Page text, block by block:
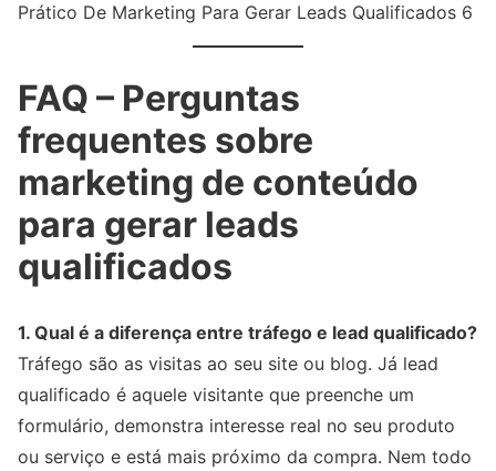
Prático De Marketing Para Gerar Leads Qualificados 6
FAQ – Perguntas
frequentes sobre
marketing de conteúdo
para gerar leads
qualificados
1. Qual é a diferença entre tráfego e lead qualificado?
Tráfego são as visitas ao seu site ou blog. Já lead
qualificado é aquele visitante que preenche um
formulário, demonstra interesse real no seu produto
ou serviço e está mais próximo da compra. Nem todo